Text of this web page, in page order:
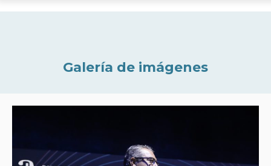
Galería de imágenes